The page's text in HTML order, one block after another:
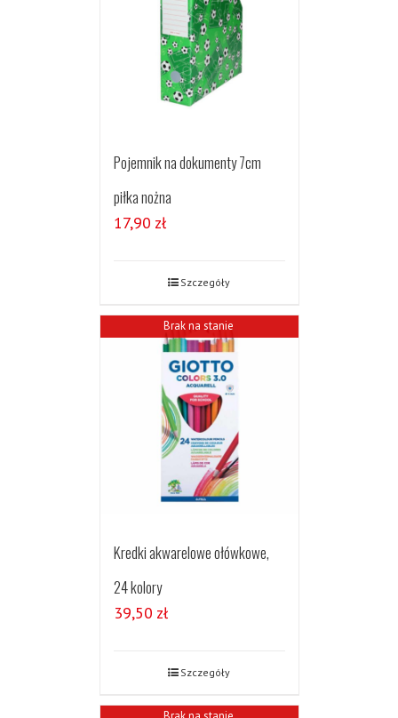
Pojemnik na dokumenty 7cm
piłka nożna
17,90 zł
Szczegóły
Brak na stanie
Kredki akwarelowe ołówkowe,
24 kolory
39,50 zł
Szczegóły